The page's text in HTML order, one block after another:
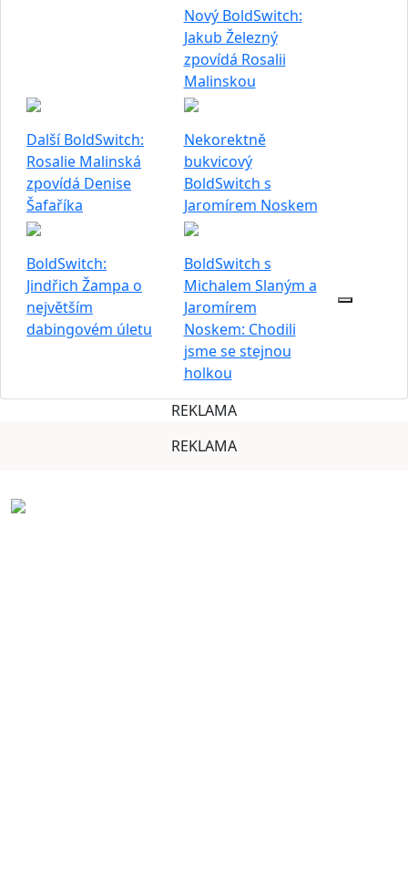
Nový BoldSwitch:
Jakub Železný
zpovídá Rosalii
Malinskou
Další BoldSwitch:
Rosalie Malinská
zpovídá Denise
Šafaříka
Nekorektně
bukvicový
BoldSwitch s
Jaromírem Noskem
BoldSwitch:
Jindřich Žampa o
největším
dabingovém úletu
BoldSwitch s
Michalem Slaným a
Jaromírem
Noskem: Chodili
jsme se stejnou
holkou
REKLAMA
REKLAMA